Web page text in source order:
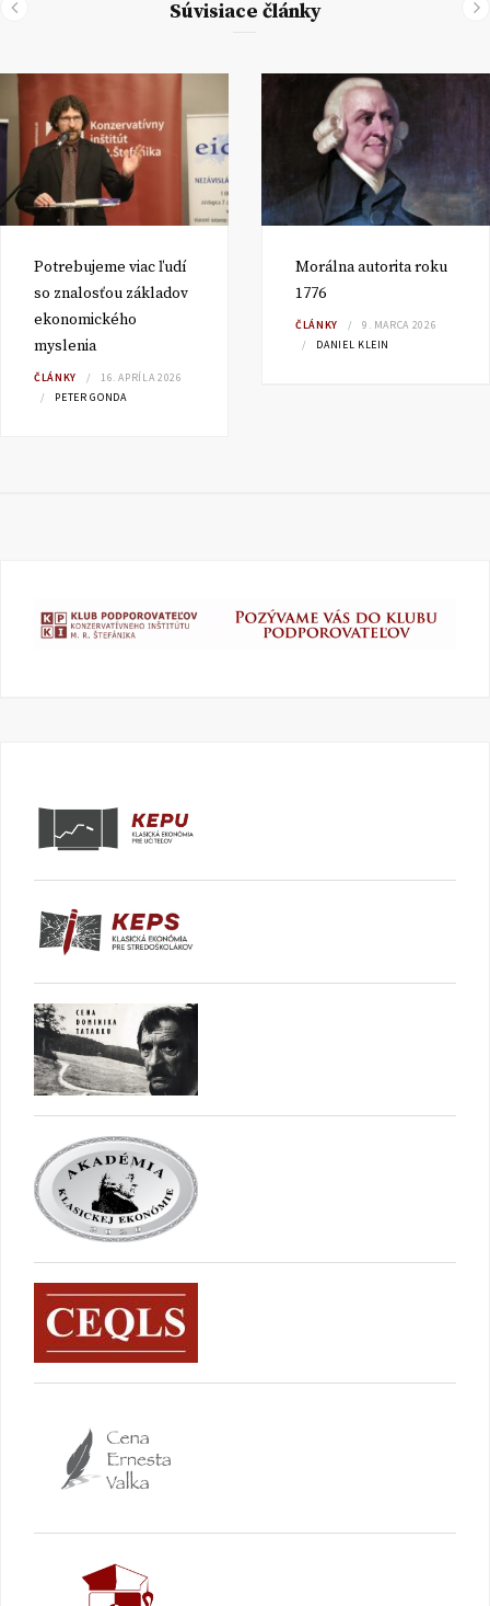
Súvisiace články
Potrebujeme viac ľudí
so znalosťou základov
ekonomického
myslenia
ČLÁNKY
16. APRÍLA 2026
PETER GONDA
Morálna autorita roku
1776
ČLÁNKY
9. MARCA 2026
DANIEL KLEIN